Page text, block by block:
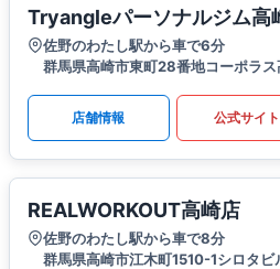
Tryangleパーソナルジム高
佐野のわたし駅から車で6分
群馬県高崎市東町28番地コーポラ
店舗情報 公式サイト
REALWORKOUT高崎店
佐野のわたし駅から車で8分
群馬県高崎市江木町1510-1シロタビ